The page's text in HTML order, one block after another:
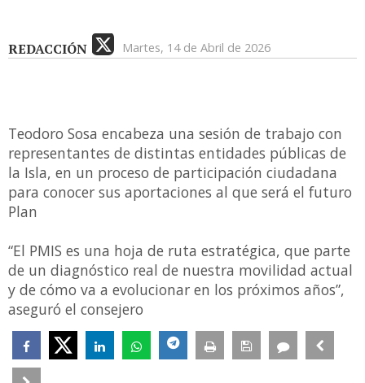
REDACCIÓN Martes, 14 de Abril de 2026
Teodoro Sosa encabeza una sesión de trabajo con
representantes de distintas entidades públicas de
la Isla, en un proceso de participación ciudadana
para conocer sus aportaciones al que será el futuro
Plan
“El PMIS es una hoja de ruta estratégica, que parte
de un diagnóstico real de nuestra movilidad actual
y de cómo va a evolucionar en los próximos años”,
aseguró el consejero